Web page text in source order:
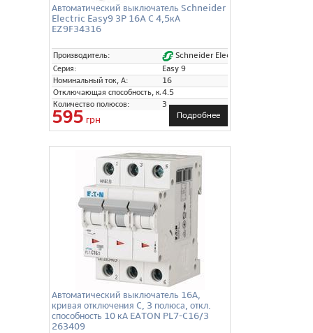
Автоматический выключатель Schneider
Electric Easy9 3P 16A C 4,5кА
EZ9F34316
Производитель:
Schneider Electric
Серия:
Easy 9
Номинальный ток, А:
16
Отключающая способность, кА:4.5
Количество полюсов:
3
595 грн Подробнее
Автоматический выключатель 16А,
кривая отключения C, 3 полюса, откл.
способность 10 кА EATON PL7-C16/3
263409